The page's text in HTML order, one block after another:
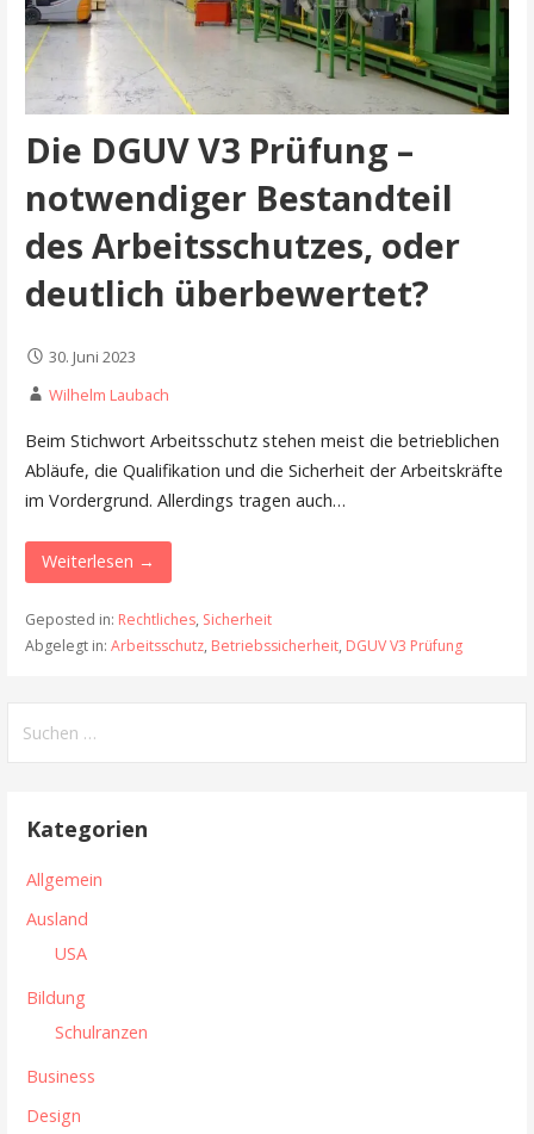
Die DGUV V3 Prüfung –
notwendiger Bestandteil
des Arbeitsschutzes, oder
deutlich überbewertet?
30. Juni 2023
Wilhelm Laubach
Beim Stichwort Arbeitsschutz stehen meist die betrieblichen
Abläufe, die Qualifikation und die Sicherheit der Arbeitskräfte
im Vordergrund. Allerdings tragen auch…
Weiterlesen →
Geposted in: Rechtliches, Sicherheit
Abgelegt in: Arbeitsschutz, Betriebssicherheit, DGUV V3 Prüfung
Kategorien
Allgemein
Ausland
USA
Bildung
Schulranzen
Business
Design